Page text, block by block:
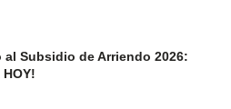
al Subsidio de Arriendo 2026: